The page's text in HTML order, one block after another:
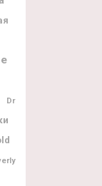
Dr